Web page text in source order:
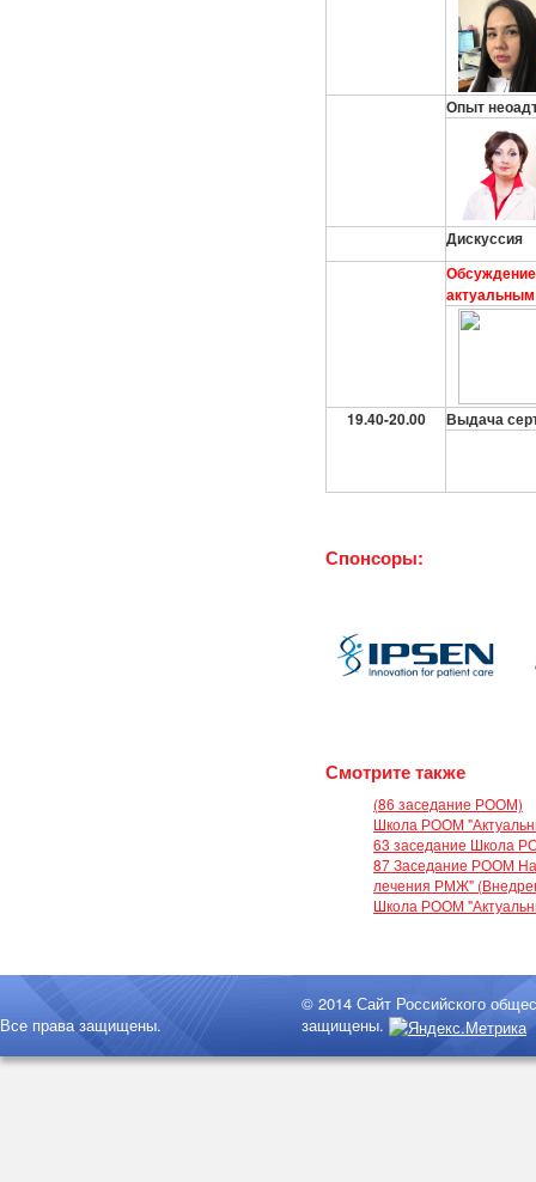
Опыт
Дискуссия
Обсуждение
19.40-20.00 Выдача
Спонсоры:
Смотрите также
(86 заседание РООМ)
Школа РООМ
63 заседание Школа
87 Заседание РООМ
лечения РМЖ"
Школа РООМ
Все права защищены.
© 2014 Сайт Российского
защищены.